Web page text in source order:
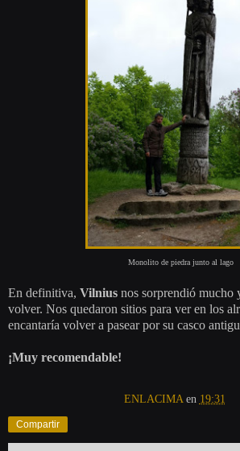
Monolito de piedra junto al lago
En definitiva, Vilnius nos sorprendió mucho
volver. Nos quedaron sitios para ver en los
encantaría volver a pasear por su casco
¡Muy recomendable!
ENLACIMA en 19:31
Compartir